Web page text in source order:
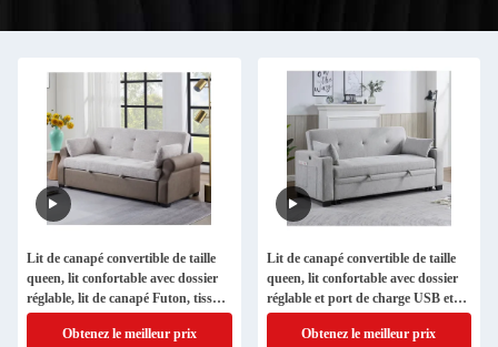
Lit de canapé convertible de taille
queen, lit confortable avec dossier
réglable, lit de canapé Futon, tissu
gris et tissu brun foncé
Obtenez le meilleur prix
Lit de canapé convertible de taille
queen, lit confortable avec dossier
réglable et port de charge USB et
porte-gobelets, lit de canapé Futon,
tissu grisObtenez le meilleur prix